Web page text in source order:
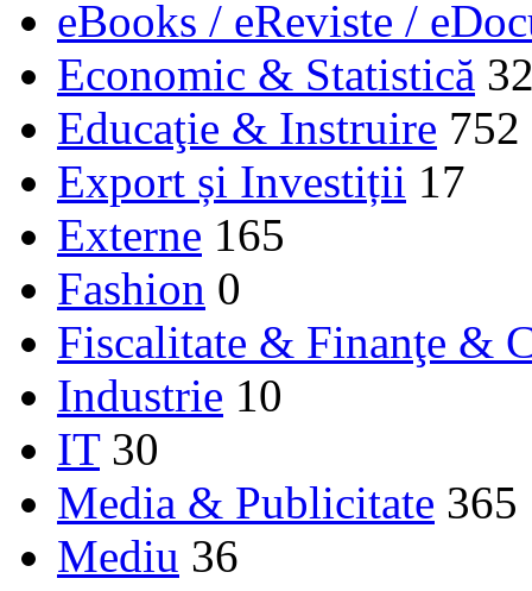
eBooks / eReviste /
Economic & Statistică
Educaţie & Instruire 752
Export și Investiții 17
Externe 165
Fashion 0
Fiscalitate & Finanţe &
Industrie 10
IT 30
Media & Publicitate 365
Mediu 36